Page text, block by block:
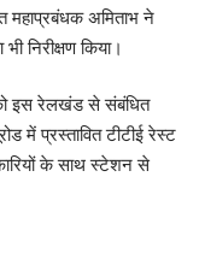
अमिताभ ने
निरीक्षण किया।
इस रेलखंड से संबंधित
में प्रस्तावित टीटीई रेस्ट
के साथ स्टेशन से